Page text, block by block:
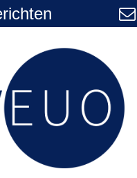
>
VEUO
+31 20 577 1010
secretariaat@veuo.nl